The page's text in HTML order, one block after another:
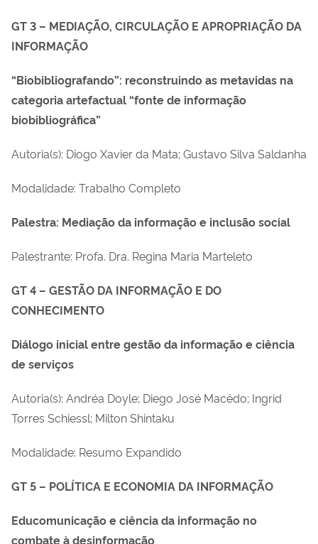
GT 3 – MEDIAÇÃO, CIRCULAÇÃO E APROPRIAÇÃO DA
INFORMAÇÃO
“Biobibliografando”: reconstruindo as metavidas na
categoria artefactual “fonte de informação
biobibliográfica”
Autoria(s): Diogo Xavier da Mata; Gustavo Silva Saldanha
Modalidade: Trabalho Completo
Palestra: Mediação da informação e inclusão social
Palestrante: Profa. Dra. Regina Maria Marteleto
GT 4 – GESTÃO DA INFORMAÇÃO E DO
CONHECIMENTO
Diálogo inicial entre gestão da informação e ciência
de serviços
Autoria(s): Andréa Doyle; Diego José Macêdo; Ingrid
Torres Schiessl; Milton Shintaku
Modalidade: Resumo Expandido
GT 5 – POLÍTICA E ECONOMIA DA INFORMAÇÃO
Educomunicação e ciência da informação no
combate à desinformação